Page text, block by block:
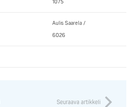
1075
Aulis Saarela /
6026
Seuraava artikkeli